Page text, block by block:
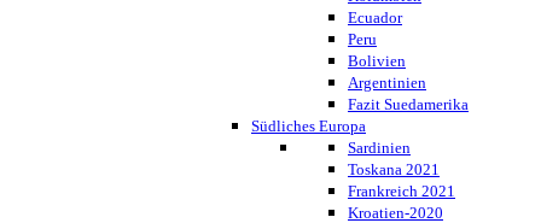
Ecuador
Peru
Bolivien
Argentinien
Fazit Suedamerika
Südliches Europa
Sardinien
Toskana 2021
Frankreich 2021
Kroatien-2020